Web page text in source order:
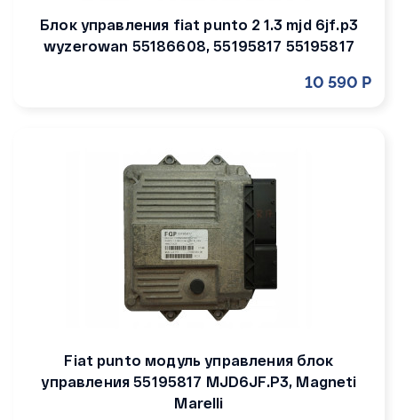
Блок управления fiat punto 2 1.3 mjd 6jf.p3
wyzerowan 55186608, 55195817 55195817
10 590 Р
Fiat punto модуль управления блок
управления 55195817 MJD6JF.P3, Magneti
Marelli